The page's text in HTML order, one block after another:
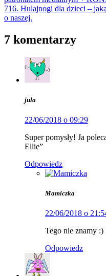
716. Hulajnogi dla dzieci –
o naszej.
7 komentarzy
jula
22/06/2018 o 09:29
Super pomysły! Ja
Ellie”
Odpowiedz
Mamiczka
22/06/2018 o
Tego nie znamy :)
Odpowiedz